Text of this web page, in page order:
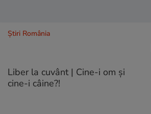
Știri România
Liber la cuvânt | Cine-i om şi
cine-i câine?!